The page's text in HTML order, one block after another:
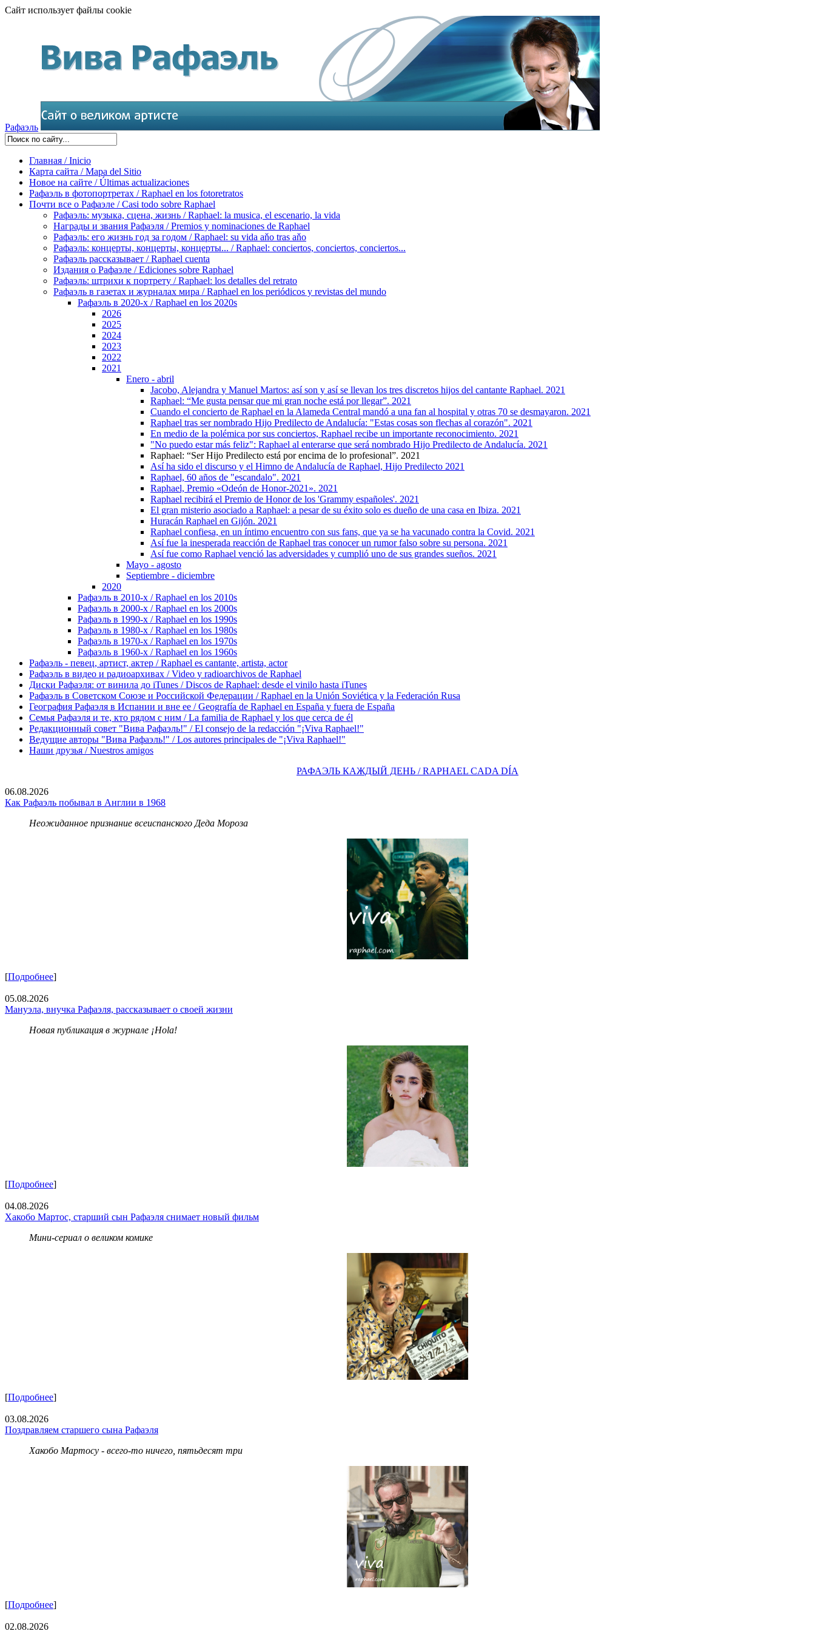
Сайт использует файлы cookie
Рафаэль
Главная / Inicio
Карта сайта / Mapa del Sitio
Новое на сайте / Últimas actualizaciones
Рафаэль в фотопортретах / Raphael en los fotoretratos
Почти все о Рафаэле / Casi todo sobre Raphael
Рафаэль: музыка, сцена, жизнь / Raphael: la musica, el escenario, la vida
Награды и звания Рафаэля / Premios y nominaciones de Raphael
Рафаэль: его жизнь год за годом / Raphael: su vida aňo tras aňo
Рафаэль: концерты, концерты, концерты... / Raphael: conciertos, сonciertos, сonciertos...
Рафаэль рассказывает / Raphael cuenta
Издания о Рафаэле / Ediciones sobre Raphael
Рафаэль: штрихи к портрету / Raphael: los detalles del retrato
Рафаэль в газетах и журналах мира / Raphael en los periódicos y revistas del mundo
Рафаэль в 2020-х / Raphael en los 2020s
2026
2025
2024
2023
2022
2021
Enero - abril
Jacobo, Alejandra y Manuel Martos: así son y así se llevan los tres discretos hijos del cantante Raphael. 2021
Raphael: “Me gusta pensar que mi gran noche está por llegar”. 2021
Cuando el concierto de Raphael en la Alameda Central mandó a una fan al hospital y otras 70 se desmayaron. 2021
Raphael tras ser nombrado Hijo Predilecto de Andalucía: "Estas cosas son flechas al corazón". 2021
En medio de la polémica por sus conciertos, Raphael recibe un importante reconocimiento. 2021
"No puedo estar más feliz": Raphael al enterarse que será nombrado Hijo Predilecto de Andalucía. 2021
Raphael: “Ser Hijo Predilecto está por encima de lo profesional”. 2021
Así ha sido el discurso y el Himno de Andalucía de Raphael, Hijo Predilecto 2021
Raphael, 60 años de "escandalo". 2021
Raphael, Premio «Odeón de Honor-2021». 2021
Raphael recibirá el Premio de Honor de los 'Grammy españoles'. 2021
El gran misterio asociado a Raphael: a pesar de su éxito solo es dueño de una casa en Ibiza. 2021
Huracán Raphael en Gijón. 2021
Raphael confiesa, en un íntimo encuentro con sus fans, que ya se ha vacunado contra la Covid. 2021
Así fue la inesperada reacción de Raphael tras conocer un rumor falso sobre su persona. 2021
Así fue como Raphael venció las adversidades y cumplió uno de sus grandes sueños. 2021
Mayo - agosto
Septiembre - diciembre
2020
Рафаэль в 2010-х / Raphael en los 2010s
Рафаэль в 2000-х / Raphael en los 2000s
Рафаэль в 1990-х / Raphael en los 1990s
Рафаэль в 1980-х / Raphael en los 1980s
Рафаэль в 1970-х / Raphael en los 1970s
Рафаэль в 1960-х / Raphael en los 1960s
Рафаэль - певец, артист, актер / Raphael es cantante, artista, actor
Рафаэль в видео и радиоархивах / Video y radioarchivos de Raphael
Диски Рафаэля: от винила до iTunes / Discos de Raphael: desde el vinilo hasta iTunes
Рафаэль в Советском Союзе и Российской Федерации / Raphael en la Unión Soviética y la Federación Rusa
География Рафаэля в Испании и вне ее / Geografía de Raphael en España y fuera de España
Семья Рафаэля и те, кто рядом с ним / La familia de Raphael y los que cerca de él
Редакционный совет "Вива Рафаэль!" / El consejo de la redacción "¡Viva Raphael!"
Ведущие авторы "Вива Рафаэль!" / Los autores principales de "¡Viva Raphael!"
Наши друзья / Nuestros amigos
РАФАЭЛЬ КАЖДЫЙ ДЕНЬ / RAPHAEL CADA DÍA
06.08.2026
Как Рафаэль побывал в Англии в 1968
Неожиданное признание всеиспанского Деда Мороза
[Подробнее]
05.08.2026
Мануэла, внучка Рафаэля, рассказывает о своей жизни
Новая публикация в журнале ¡Hola!
[Подробнее]
04.08.2026
Хакобо Мартос, старший сын Рафаэля снимает новый фильм
Мини-сериал о великом комике
[Подробнее]
03.08.2026
Поздравляем старшего сына Рафаэля
Хакобо Мартосу - всего-то ничего, пятьдесят три
[Подробнее]
02.08.2026